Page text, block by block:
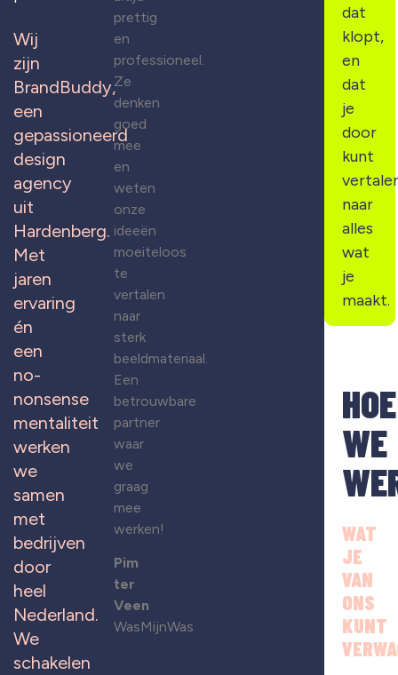
Wij
zijn
BrandBuddy,
een
gepassioneerd
design
agency
uit
Hardenberg.
Met
jaren
ervaring
én
een
no-
nonsense
mentaliteit
werken
we
samen
met
bedrijven
door
heel
Nederland.
We
schakelen
prettig
en
professioneel.
Ze
denken
goed
mee
en
weten
onze
ideeën
moeiteloos
te
vertalen
naar
sterk
beeldmateriaal.
Een
betrouwbare
partner
waar
we
graag
mee
werken!
Pim
ter
Veen
WasMijnWas
HOE
WE
WAT
JE
VAN
ONS
KUNT
dat
klopt,
en
dat
je
door
kunt
naar
alles
wat
je
maakt.